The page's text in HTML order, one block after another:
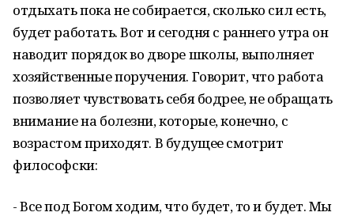
отдыхать пока не собирается, сколько сил есть,
будет работать. Вот и сегодня с раннего утра он
наводит порядок во дворе школы, выполняет
хозяйственные поручения. Говорит, что работа
позволяет чувствовать себя бодрее, не обращать
внимание на болезни, которые, конечно, с
возрастом приходят. В будущее смотрит
философски:
- Все под Богом ходим, что будет, то и будет. Мы